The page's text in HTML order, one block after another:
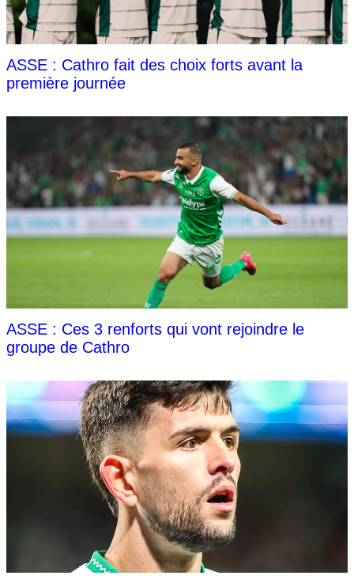
ASSE : Cathro fait des choix forts avant la
première journée
ASSE : Ces 3 renforts qui vont rejoindre le
groupe de Cathro